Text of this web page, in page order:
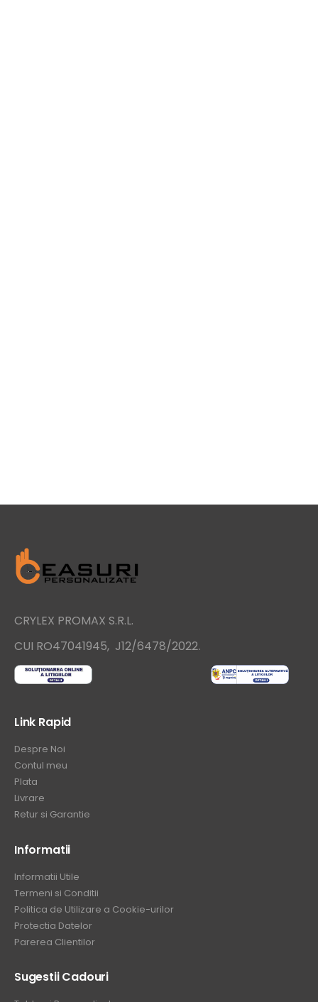
CRYLEX PROMAX S.R.L.
CUI RO47041945, J12/6478/2022.
Link Rapid
Despre Noi
Contul meu
Plata
Livrare
Retur si Garantie
Informatii
Informatii Utile
Termeni si Conditii
Politica de Utilizare a Cookie-urilor
Protectia Datelor
Parerea Clientilor
Sugestii Cadouri